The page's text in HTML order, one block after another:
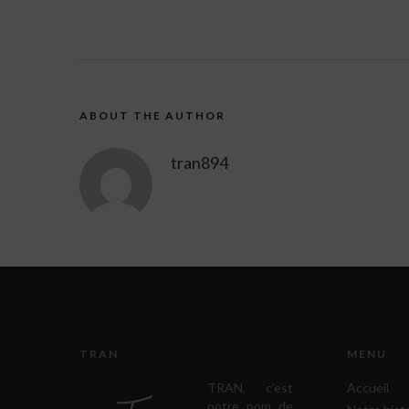
ABOUT THE AUTHOR
tran894
TRAN
TRAN, c’est
MENU
Accueil